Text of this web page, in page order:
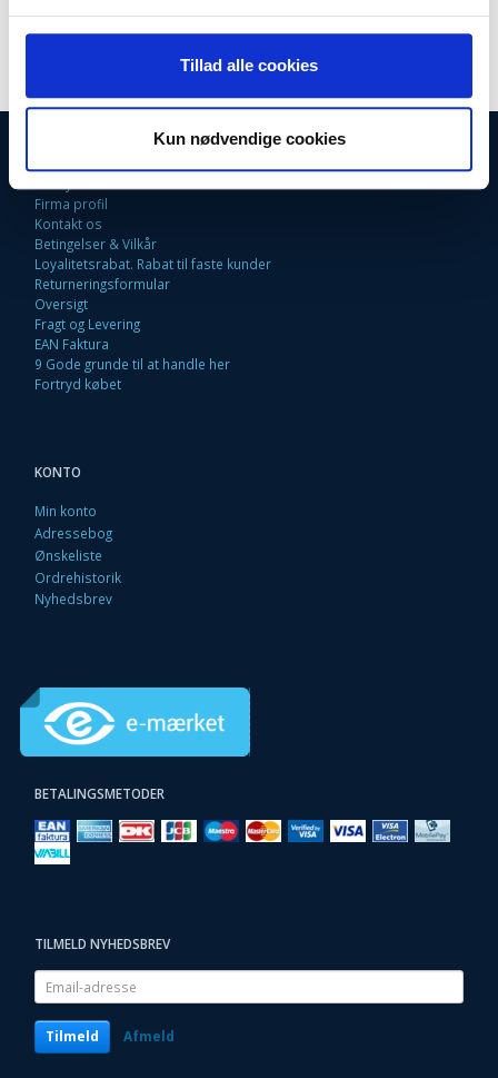
Tillad alle cookies
Kun nødvendige cookies
På lager
Firma profil
Kontakt os
Betingelser & Vilkår
Loyalitetsrabat. Rabat til faste kunder
Returneringsformular
Oversigt
Fragt og Levering
EAN Faktura
9 Gode grunde til at handle her
Fortryd købet
KONTO
Min konto
Adressebog
Ønskeliste
Ordrehistorik
Nyhedsbrev
BETALINGSMETODER
TILMELD NYHEDSBREV
Email-
adresse
Tilmeld Afmeld